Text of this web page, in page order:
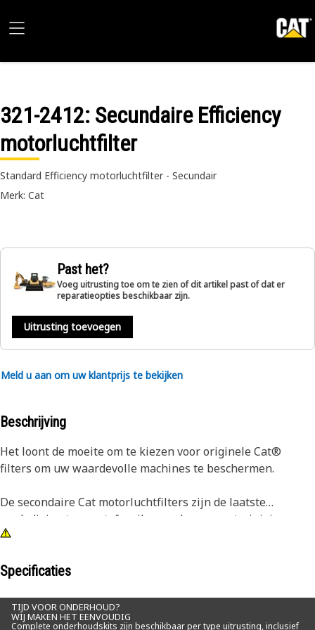
321-2412: Secundaire Efficiency
motorluchtfilter
Standard Efficiency motorluchtfilter - Secundair
Merk: Cat
Past het?
Voeg uitrusting toe om te zien of dit artikel past of dat er
reparatieopties beschikbaar zijn.
Uitrusting toevoegen
Meld u aan om uw klantprijs te bekijken
Beschrijving
Het loont de moeite om te kiezen voor originele Cat®
filters om uw waardevolle machines te beschermen.
De secondaire Cat motorluchtfilters zijn de laatste
verdediging tegen stof, vuil en andere verontreinigingen
die de onderdelen van uw materieel kunnen beschadigen.
bescherming tegen vuil op momenten dat het hoofdfilter
Deze luchtfilters zijn gemaakt van duurzame materialen en
Specificaties
TIJD VOOR ONDERHOUD?
WIJ MAKEN HET EENVOUDIG
Complete onderhoudskits zijn beschikbaar per type uitrusting, inclusief